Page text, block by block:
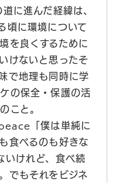
に進んだ経緯は、
頃に環境について
を良くするために
けないと思ったそ
で地理も同時に学
の保全・保護の活
こと。
「僕は単純に
食べるのも好きな
いけれど、食べ続
でもそれをビジネ